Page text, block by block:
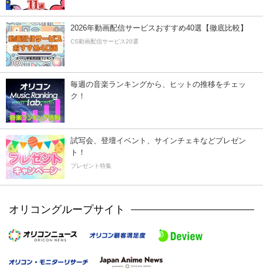
2026年動画配信サービスおすすめ40選【徹底比較】
CS動画配信サービス20選
毎週の音楽ランキングから、ヒットの推移をチェッ
ク！
試写会、登壇イベント、サインチェキなどプレゼン
ト！
プレゼント特集
オリコングループサイト